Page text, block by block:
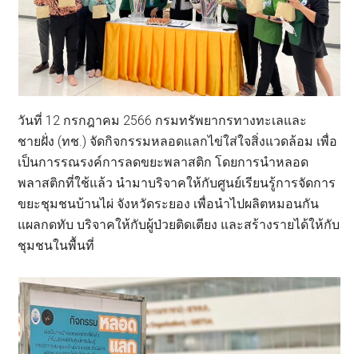
วันที่ 12 กรกฎาคม 2566 กรมทรัพยากรทางทะเลและ
ชายฝั่ง (ทช.) จัดกิจกรรมหลอดแลกไข่ใส่ใจสิ่งแวดล้อม เพื่อ
เป็นการรณรงค์การลดขยะพลาสติก โดยการนำหลอด
พลาสติกที่ใช้แล้ว นำมาบริจาคให้กับศูนย์เรียนรู้การจัดการ
ขยะชุมชนบ้านไผ่ จังหวัดระยอง เพื่อนำไปผลิตหมอนกัน
แผลกดทับ บริจาคให้กับผู้ป่วยติดเตียง และสร้างรายได้ให้กับ
ชุมชนในพื้นที่